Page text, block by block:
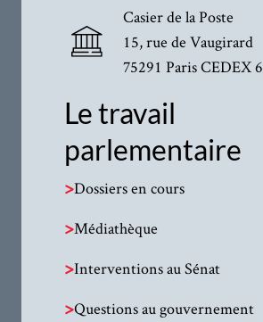
Casier de la Poste
15, rue de Vaugirard
75291 Paris CEDEX 6
Le travail
parlementaire
>Dossiers en cours
>Médiathèque
>Interventions au Sénat
>Questions au gouvernement